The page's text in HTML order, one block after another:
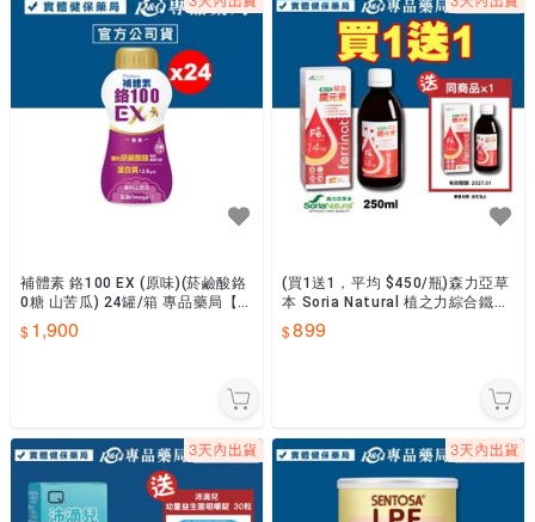
補體素 鉻100 EX (原味)(菸鹼酸鉻
0糖 山苦瓜) 24罐/箱 專品藥局【2
034290】
1,900
(買1送1，平均 $450/瓶)森力亞草
本 Soria Natural 植之力綜合鐵元
素 250ml/瓶
899